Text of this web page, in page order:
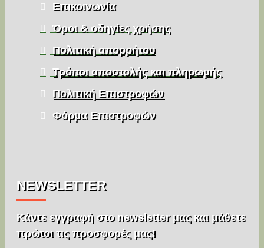
Επικοινωνία
Όροι & οδηγίες χρήσης
Πολιτική απορρήτου
Τρόποι αποστολής και πληρωμής
Πολιτική Επιστροφών
Φόρμα Επιστροφών
NEWSLETTER
Κάντε εγγραφή στο newsletter μας και μάθετε
πρώτοι τις προσφορές μας!